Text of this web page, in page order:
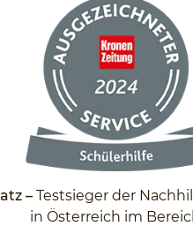
– Testsieger der
in Österreich im